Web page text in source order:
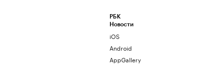
РБК
Новости
iOS
Android
AppGallery